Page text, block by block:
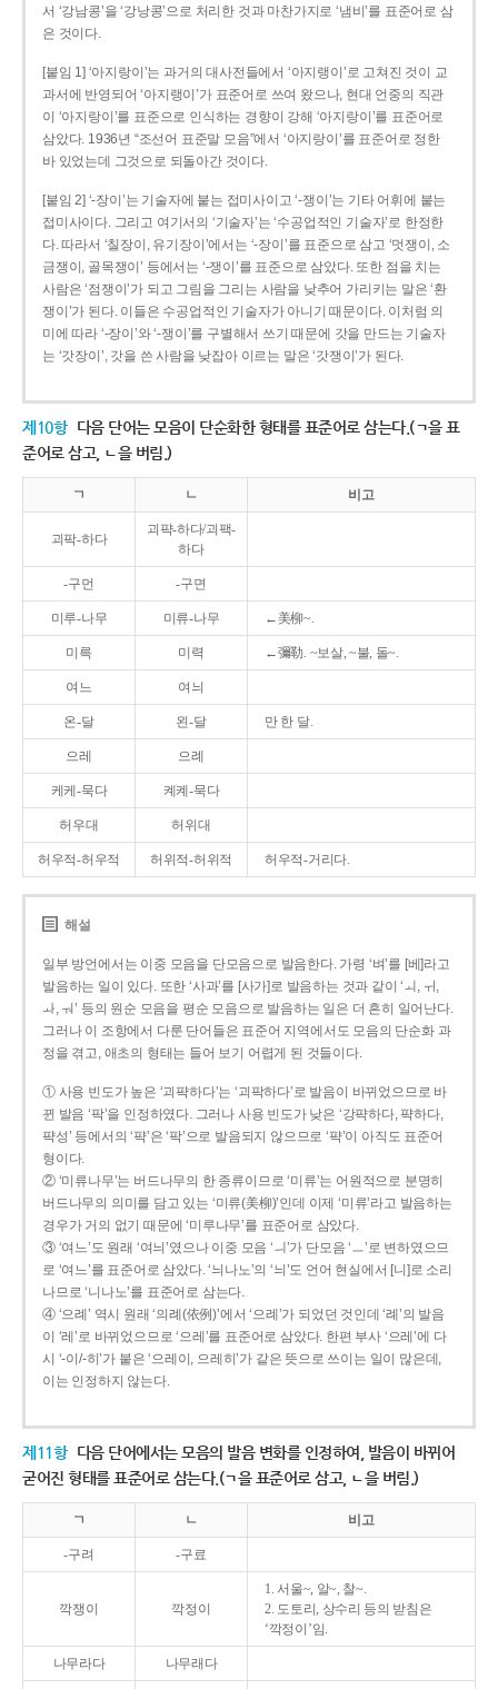
서 ‘강남콩’을 ‘강낭콩’으로 처리한 것과 마찬가지로 ‘냄비’를 표준어로 삼
은 것이다.
[붙임 1] ‘아지랑이’는 과거의 대사전들에서 ‘아지랭이’로 고쳐진 것이 교
과서에 반영되어 ‘아지랭이’가 표준어로 쓰여 왔으나, 현대 언중의 직관
이 ‘아지랑이’를 표준으로 인식하는 경향이 강해 ‘아지랑이’를 표준어로
삼았다. 1936년 “조선어 표준말 모음”에서 ‘아지랑이’를 표준어로 정한
바 있었는데 그것으로 되돌아간 것이다.
[붙임 2] ‘-장이’는 기술자에 붙는 접미사이고 ‘-쟁이’는 기타 어휘에 붙는
접미사이다. 그리고 여기서의 ‘기술자’는 ‘수공업적인 기술자’로 한정한
다. 따라서 ‘칠장이, 유기장이’에서는 ‘-장이’를 표준으로 삼고 ‘멋쟁이, 소
금쟁이, 골목쟁이’ 등에서는 ‘-쟁이’를 표준으로 삼았다. 또한 점을 치는
사람은 ‘점쟁이’가 되고 그림을 그리는 사람을 낮추어 가리키는 말은 ‘환
쟁이’가 된다. 이들은 수공업적인 기술자가 아니기 때문이다. 이처럼 의
미에 따라 ‘-장이’와 ‘-쟁이’를 구별해서 쓰기 때문에 갓을 만드는 기술자
는 ‘갓장이’, 갓을 쓴 사람을 낮잡아 이르는 말은 ‘갓쟁이’가 된다.
제10항 다음 단어는 모음이 단순화한 형태를 표준어로 삼는다.(ㄱ을 표
준어로 삼고, ㄴ을 버림.)
ㄱ ㄴ 비고
괴팍-하다
괴퍅-하다/괴팩-
하다
-구먼 -구면
미루-나무 미류-나무 ←美柳~.
미륵 미력 ←彌勒. ~보살, ~불, 돌~.
여느 여늬
온-달 왼-달 만 한 달.
으레 으례
케케-묵다 켸켸-묵다
허우대 허위대
허우적-허우적 허위적-허위적 허우적-거리다.
해설
일부 방언에서는 이중 모음을 단모음으로 발음한다. 가령 ‘벼’를 [베]라고
발음하는 일이 있다. 또한 ‘사과’를 [사가]로 발음하는 것과 같이 ‘ㅚ, ㅟ,
ㅘ, ㅝ’ 등의 원순 모음을 평순 모음으로 발음하는 일은 더 흔히 일어난다.
그러나 이 조항에서 다룬 단어들은 표준어 지역에서도 모음의 단순화 과
정을 겪고, 애초의 형태는 들어 보기 어렵게 된 것들이다.
① 사용 빈도가 높은 ‘괴퍅하다’는 ‘괴팍하다’로 발음이 바뀌었으므로 바
뀐 발음 ‘팍’을 인정하였다. 그러나 사용 빈도가 낮은 ‘강퍅하다, 퍅하다,
퍅성’ 등에서의 ‘퍅’은 ‘팍’으로 발음되지 않으므로 ‘퍅’이 아직도 표준어
형이다.
② ‘미류나무’는 버드나무의 한 종류이므로 ‘미류’는 어원적으로 분명히
버드나무의 의미를 담고 있는 ‘미류(美柳)’인데 이제 ‘미류’라고 발음하는
경우가 거의 없기 때문에 ‘미루나무’를 표준어로 삼았다.
③ ‘여느’도 원래 ‘여늬’였으나 이중 모음 ‘ㅢ’가 단모음 ‘ㅡ’로 변하였으므
로 ‘여느’를 표준어로 삼았다. ‘늬나노’의 ‘늬’도 언어 현실에서 [니]로 소리
나므로 ‘니나노’를 표준어로 삼는다.
④ ‘으례’ 역시 원래 ‘의례(依例)’에서 ‘으례’가 되었던 것인데 ‘례’의 발음
이 ‘레’로 바뀌었으므로 ‘으레’를 표준어로 삼았다. 한편 부사 ‘으레’에 다
시 ‘-이/-히’가 붙은 ‘으레이, 으레히’가 같은 뜻으로 쓰이는 일이 많은데,
이는 인정하지 않는다.
제11항 다음 단어에서는 모음의 발음 변화를 인정하여, 발음이 바뀌어
굳어진 형태를 표준어로 삼는다.(ㄱ을 표준어로 삼고, ㄴ을 버림.)
ㄱ ㄴ 비고
-구려 -구료
깍쟁이 깍정이
1. 서울~, 알~, 찰~.
2. 도토리, 상수리 등의 받침은
‘깍정이’임.
나무라다 나무래다